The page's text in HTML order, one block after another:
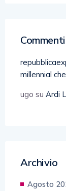
millennial
ugo su Ardi
Archivio
Agosto